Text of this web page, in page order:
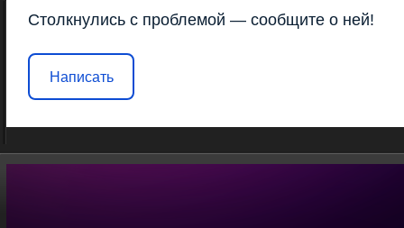
Столкнулись с проблемой — сообщите о ней!
Написать